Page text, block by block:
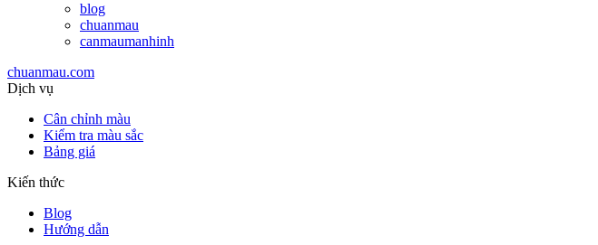
blog
chuanmau
canmaumanhinh
chuanmau.com
Dịch vụ
Cân chỉnh màu
Kiểm tra màu sắc
Bảng giá
Kiến thức
Blog
Hướng dẫn